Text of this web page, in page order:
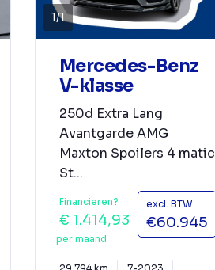
1/1
Mercedes-Benz
V-klasse
250d Extra Lang
Avantgarde AMG
Maxton Spoilers 4 matic
St...
Financieren?
€ 1.414,93
per maand
excl. BTW
€60.945